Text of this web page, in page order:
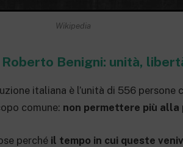
Wikipedia
Benigni: unità,
italiana è l’unità di 556 persone
comune: non permettere più alla
perché il tempo in cui queste